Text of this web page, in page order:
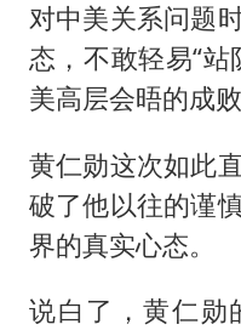
对中美关系问题
态，不敢轻易“站
美高层会晤的成败
黄仁勋这次如此
破了他以往的谨
界的真实心态。
说白了，黄仁勋